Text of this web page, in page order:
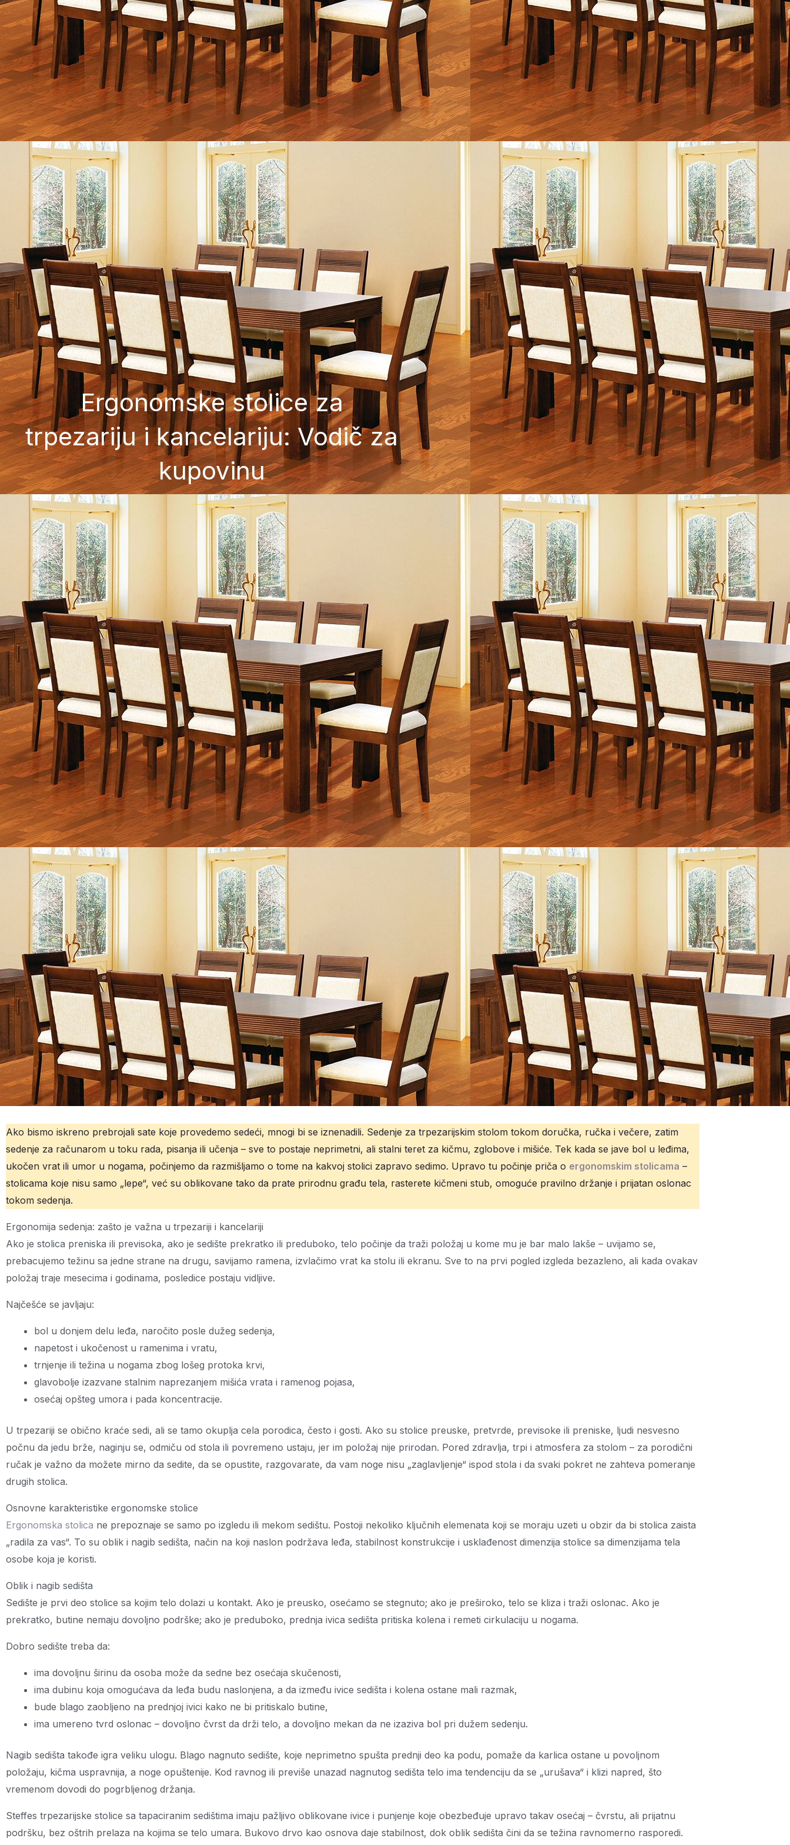
Ergonomske stolice za
trpezariju i kancelariju: Vodič za
kupovinu
Ako bismo iskreno prebrojali sate koje provedemo sedeći, mnogi bi se iznenadili. Sedenje za trpezarijskim stolom tokom doručka, ručka i večere, zatim
sedenje za računarom u toku rada, pisanja ili učenja – sve to postaje neprimetni, ali stalni teret za kičmu, zglobove i mišiće. Tek kada se jave bol u leđima,
ukočen vrat ili umor u nogama, počinjemo da razmišljamo o tome na kakvoj stolici zapravo sedimo. Upravo tu počinje priča o ergonomskim stolicama –
stolicama koje nisu samo „lepe“, već su oblikovane tako da prate prirodnu građu tela, rasterete kičmeni stub, omoguće pravilno držanje i prijatan oslonac
tokom sedenja.
Ergonomija sedenja: zašto je važna u trpezariji i kancelariji
Ako je stolica preniska ili previsoka, ako je sedište prekratko ili preduboko, telo počinje da traži položaj u kome mu je bar malo lakše – uvijamo se,
prebacujemo težinu sa jedne strane na drugu, savijamo ramena, izvlačimo vrat ka stolu ili ekranu. Sve to na prvi pogled izgleda bezazleno, ali kada ovakav
položaj traje mesecima i godinama, posledice postaju vidljive.
Najčešće se javljaju:
bol u donjem delu leđa, naročito posle dužeg sedenja,
napetost i ukočenost u ramenima i vratu,
trnjenje ili težina u nogama zbog lošeg protoka krvi,
glavobolje izazvane stalnim naprezanjem mišića vrata i ramenog pojasa,
osećaj opšteg umora i pada koncentracije.
U trpezariji se obično kraće sedi, ali se tamo okuplja cela porodica, često i gosti. Ako su stolice preuske, pretvrde, previsoke ili preniske, ljudi nesvesno
počnu da jedu brže, naginju se, odmiču od stola ili povremeno ustaju, jer im položaj nije prirodan. Pored zdravlja, trpi i atmosfera za stolom – za porodični
ručak je važno da možete mirno da sedite, da se opustite, razgovarate, da vam noge nisu „zaglavljenje“ ispod stola i da svaki pokret ne zahteva pomeranje
drugih stolica.
Osnovne karakteristike ergonomske stolice
Ergonomska stolica ne prepoznaje se samo po izgledu ili mekom sedištu. Postoji nekoliko ključnih elemenata koji se moraju uzeti u obzir da bi stolica zaista
„radila za vas“. To su oblik i nagib sedišta, način na koji naslon podržava leđa, stabilnost konstrukcije i usklađenost dimenzija stolice sa dimenzijama tela
osobe koja je koristi.
Oblik i nagib sedišta
Sedište je prvi deo stolice sa kojim telo dolazi u kontakt. Ako je preusko, osećamo se stegnuto; ako je preširoko, telo se kliza i traži oslonac. Ako je
prekratko, butine nemaju dovoljno podrške; ako je preduboko, prednja ivica sedišta pritiska kolena i remeti cirkulaciju u nogama.
Dobro sedište treba da:
ima dovoljnu širinu da osoba može da sedne bez osećaja skučenosti,
ima dubinu koja omogućava da leđa budu naslonjena, a da između ivice sedišta i kolena ostane mali razmak,
bude blago zaobljeno na prednjoj ivici kako ne bi pritiskalo butine,
ima umereno tvrd oslonac – dovoljno čvrst da drži telo, a dovoljno mekan da ne izaziva bol pri dužem sedenju.
Nagib sedišta takođe igra veliku ulogu. Blago nagnuto sedište, koje neprimetno spušta prednji deo ka podu, pomaže da karlica ostane u povoljnom
položaju, kičma uspravnija, a noge opuštenije. Kod ravnog ili previše unazad nagnutog sedišta telo ima tendenciju da se „urušava“ i klizi napred, što
vremenom dovodi do pogrbljenog držanja.
Steffes trpezarijske stolice sa tapaciranim sedištima imaju pažljivo oblikovane ivice i punjenje koje obezbeđuje upravo takav osećaj – čvrstu, ali prijatnu
podršku, bez oštrih prelaza na kojima se telo umara. Bukovo drvo kao osnova daje stabilnost, dok oblik sedišta čini da se težina ravnomerno rasporedi.